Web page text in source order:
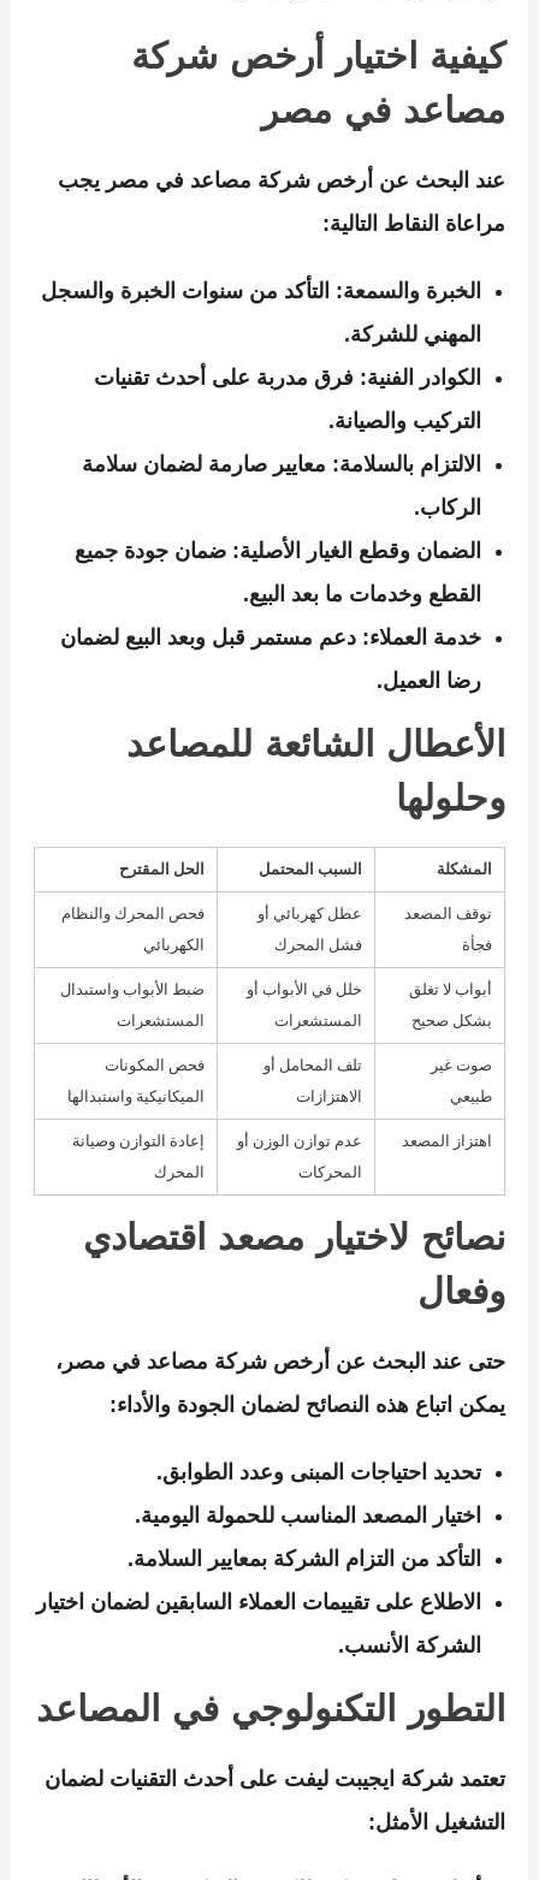
كيفية اختيار أرخص شركة
مصاعد في مصر
عند البحث عن أرخص شركة مصاعد في مصر يجب
مراعاة النقاط التالية:
الخبرة والسمعة: التأكد من سنوات الخبرة والسجل
المهني للشركة.
الكوادر الفنية: فرق مدربة على أحدث تقنيات
التركيب والصيانة.
الالتزام بالسلامة: معايير صارمة لضمان سلامة
الركاب.
الضمان وقطع الغيار الأصلية: ضمان جودة جميع
القطع وخدمات ما بعد البيع.
خدمة العملاء: دعم مستمر قبل وبعد البيع لضمان
رضا العميل.
الأعطال الشائعة للمصاعد
وحلولها
المشكلة السبب المحتمل
الحل المقترح
توقف المصعد
فجأة
عطل كهربائي أو
فشل المحرك
فحص المحرك والنظام
الكهربائي
أبواب لا تغلق
بشكل صحيح
خلل في الأبواب أو
المستشعرات
ضبط الأبواب واستبدال
المستشعرات
صوت غير
طبيعي
تلف المحامل أو
الاهتزازات
فحص المكونات
الميكانيكية واستبدالها
اهتزاز المصعد
عدم توازن الوزن أو
المحركات
إعادة التوازن وصيانة
المحرك
نصائح لاختيار مصعد اقتصادي
وفعال
حتى عند البحث عن أرخص شركة مصاعد في مصر ،
يمكن اتباع هذه النصائح لضمان الجودة والأداء:
تحديد احتياجات المبنى وعدد الطوابق.
اختيار المصعد المناسب للحمولة اليومية.
التأكد من التزام الشركة بمعايير السلامة.
الاطلاع على تقييمات العملاء السابقين لضمان اختيار
الشركة الأنسب.
التطور التكنولوجي في المصاعد
تعتمد شركة ايجيبت ليفت على أحدث التقنيات لضمان
التشغيل الأمثل: